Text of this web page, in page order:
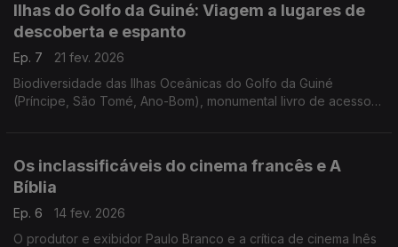
Ilhas do Golfo da Guiné: Viagem a lugares de
descoberta e espanto
Ep. 7
21 fev. 2026
Biodiversidade das Ilhas Oceânicas do Golfo da Guiné
(Príncipe, São Tomé, Ano-Bom), monumental livro de acesso
Os inclassificáveis do cinema francês e A
Bíblia
Ep. 6
14 fev. 2026
O produtor e exibidor Paulo Branco e a crítica de cinema Inês